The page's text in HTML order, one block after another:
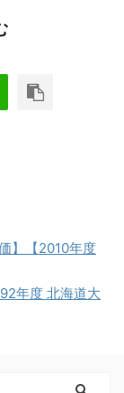
】【2010年度
年度 北海道大